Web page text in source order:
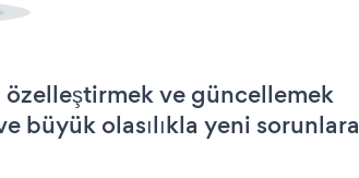
ve güncellemek
büyük olasılıkla yeni sorunlara